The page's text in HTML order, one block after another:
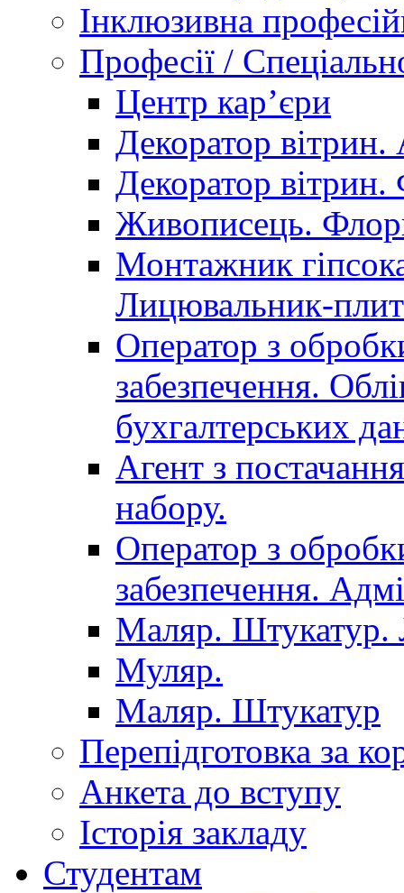
Інклюзивна
Професії /
Центр кар’єри
Декоратор вітрин.
Декоратор вітрин.
Живописець.
Монтажник
Лицювальник-
Оператор з
забезпечення.
бухгалтерських
Агент з
набору.
Оператор з
забезпечення.
Маляр. Штукатур.
Муляр.
Маляр. Штукатур
Перепідготовка за
Анкета до вступу
Історія закладу
Студентам